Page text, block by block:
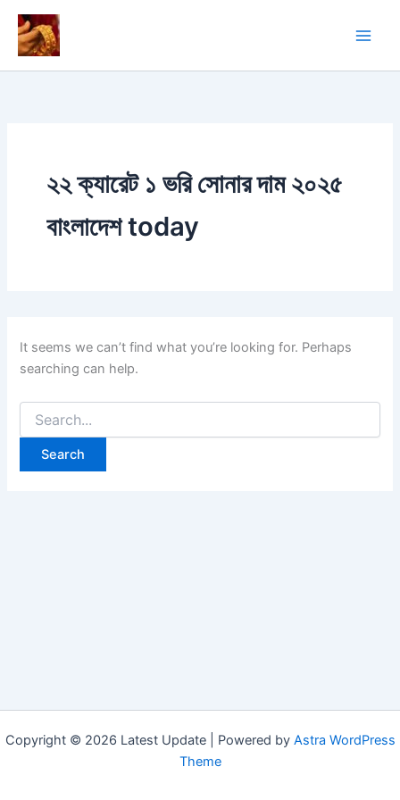
content
২২ ক্যারেট ১ ভরি সোনার দাম ২০২৫
বাংলাদেশ today
It seems we can’t find what you’re looking for. Perhaps
searching can help.
for:
Copyright © 2026 Latest Update | Powered by Astra WordPress
Theme